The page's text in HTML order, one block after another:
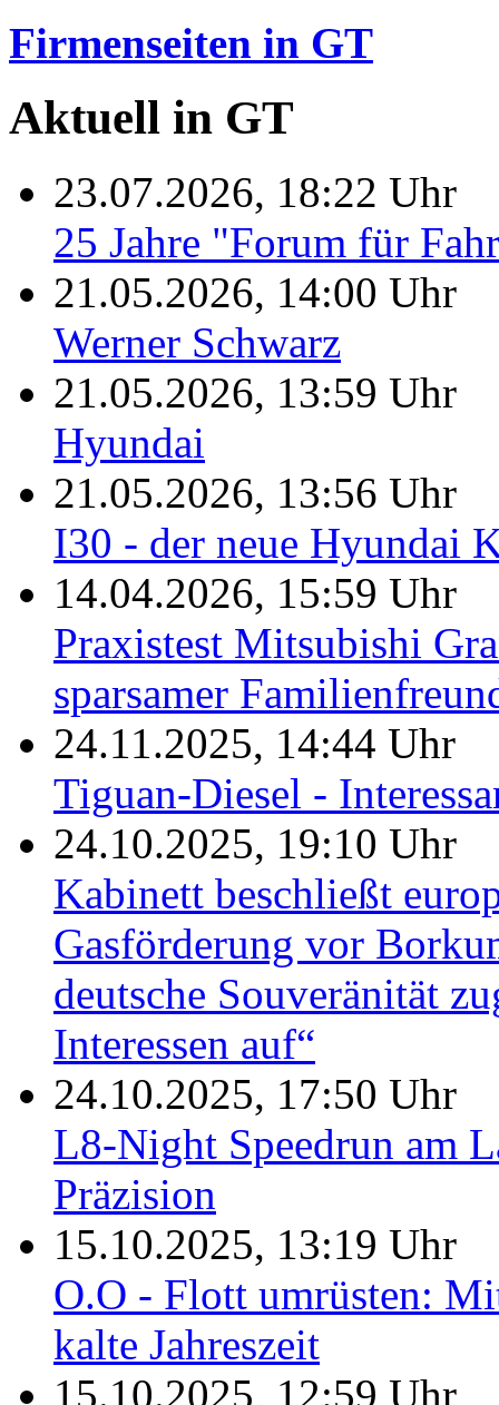
Firmenseiten in GT
Aktuell in GT
23.07.2026, 18:22 Uhr
25 Jahre "Forum für
21.05.2026, 14:00 Uhr
Werner Schwarz
21.05.2026, 13:59 Uhr
Hyundai
21.05.2026, 13:56 Uhr
I30 - der neue Hyundai
14.04.2026, 15:59 Uhr
Praxistest Mitsubishi
sparsamer
24.11.2025, 14:44 Uhr
Tiguan-Diesel -
24.10.2025, 19:10 Uhr
Kabinett beschließt
Gasförderung vor
deutsche Souveränität
Interessen auf“
24.10.2025, 17:50 Uhr
L8-Night Speedrun am
Präzision
15.10.2025, 13:19 Uhr
O.O - Flott umrüsten:
kalte Jahreszeit
15.10.2025, 12:59 Uhr